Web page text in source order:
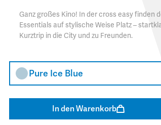
Ganz großes Kino! In der cross easy finden
Essentials auf stylische Weise Platz –
Kurztrip in die City und zu Freunden.
Pure Ice Blue
In den Warenkorb